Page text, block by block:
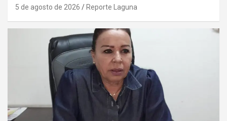
5 de agosto de 2026 Reporte Laguna